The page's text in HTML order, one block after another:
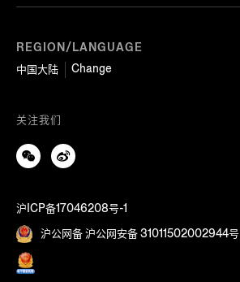
REGION/LANGUAGE
中国大陆
Change
关注我们
沪ICP备17046208号-1
沪公网备 沪公网安备 31011502002944号